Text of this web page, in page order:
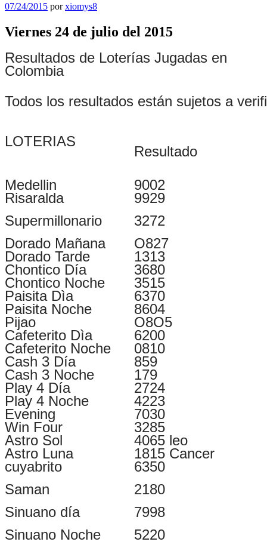
Publicado
07/24/2015 porxiomys8
Viernes 24 de julio del 2015
Resultados de Loterías Jugadas en
Colombia
Todos los resultados están sujetos a
LOTERIAS
Resultado
Medellin
9002
Risaralda
9929
Supermillonario
3272
Dorado Mañana
O827
Dorado Tarde
1313
Chontico Día
3680
Chontico Noche
3515
Paisita Dìa
6370
Paisita Noche
8604
Pijao
O8O5
Cafeterito Dìa
6200
Cafeterito Noche
0810
Cash 3 Día
859
Cash 3 Noche
179
Play 4 Día
2724
Play 4 Noche
4223
Evening
7030
Win Four
3285
Astro Sol
4065 leo
Astro Luna
1815 Cancer
cuyabrito
6350
Saman
Sinuano día
Sinuano Noche
2180
7998
5220